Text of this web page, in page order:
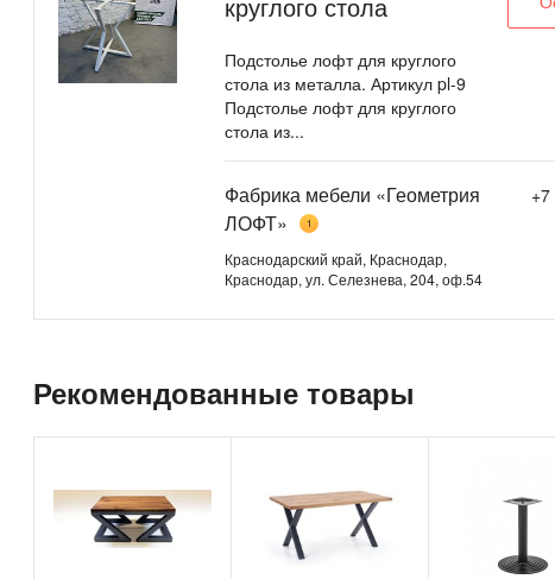
Подстолье лофт для круглого
стола из металла. Артикул pl-9
Подстолье лофт для круглого
стола из...
Фабрика мебели «Геометрия
ЛОФТ»
1
Краснодарский край, Краснодар,
Краснодар, ул. Селезнева, 204, оф.54
+7
Рекомендованные товары